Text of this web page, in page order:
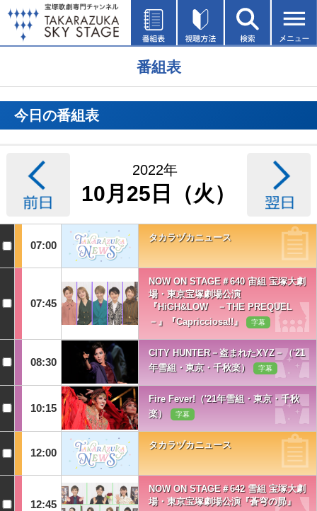
番組表
今日の番組表
2022年
10月25日（火）
07:00
タカラヅカニュース
07:45
NOW ON STAGE＃640 宙組 宝塚大劇
場・東京宝塚劇場公演
『HiGH&LOW －THE PREQUEL
－』『Capricciosa!!』
字幕
08:30
CITY HUNTER－盗まれたXYZ－（'21
年雪組・東京・千秋楽）
字幕
10:15
Fire Fever!（'21年雪組・東京・千秋
楽）
字幕
12:00
タカラヅカニュース
12:45
NOW ON STAGE＃642 雪組 宝塚大劇
場・東京宝塚劇場公演『蒼穹の昴』